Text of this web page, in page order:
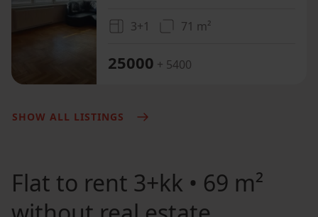
3+1 71 m²
25000 + 5400
SHOW ALL LISTINGS
Flat to rent 3+kk • 69 m²